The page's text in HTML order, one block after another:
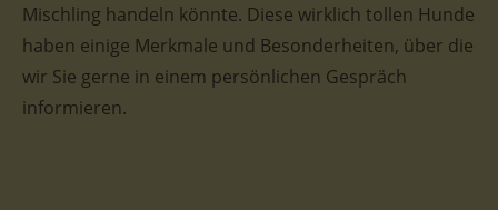
Mischling handeln könnte. Diese wirklich tollen Hunde
haben einige Merkmale und Besonderheiten, über die
wir Sie gerne in einem persönlichen Gespräch
informieren.